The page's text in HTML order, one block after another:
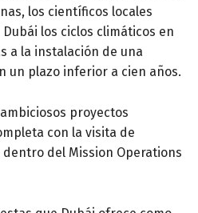
los científicos locales
los ciclos climáticos en
a la instalación de una
un plazo inferior a cien años.
proyectos
con la visita de
del Mission Operations